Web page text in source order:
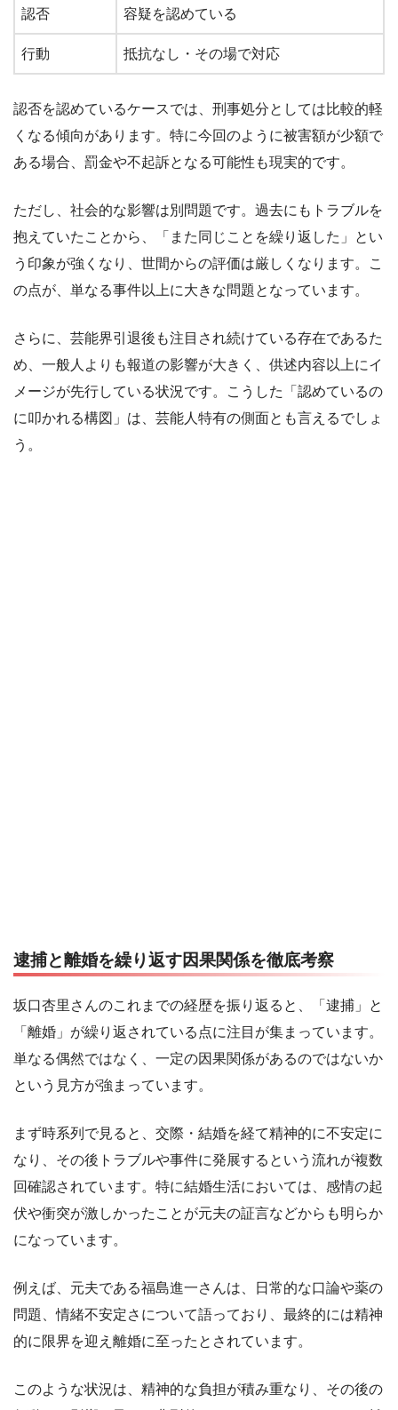
認否 容疑を認めている
行動 抵抗なし・その場で対応
認否を認めているケースでは、刑事処分としては比較的軽
くなる傾向があります。特に今回のように被害額が少額で
ある場合、罰金や不起訴となる可能性も現実的です。
ただし、社会的な影響は別問題です。過去にもトラブルを
抱えていたことから、「また同じことを繰り返した」とい
う印象が強くなり、世間からの評価は厳しくなります。こ
の点が、単なる事件以上に大きな問題となっています。
さらに、芸能界引退後も注目され続けている存在であるた
め、一般人よりも報道の影響が大きく、供述内容以上にイ
メージが先行している状況です。こうした「認めているの
に叩かれる構図」は、芸能人特有の側面とも言えるでしょ
う。
逮捕と離婚を繰り返す因果関係を徹底考察
坂口杏里さんのこれまでの経歴を振り返ると、「逮捕」と
「離婚」が繰り返されている点に注目が集まっています。
単なる偶然ではなく、一定の因果関係があるのではないか
という見方が強まっています。
まず時系列で見ると、交際・結婚を経て精神的に不安定に
なり、その後トラブルや事件に発展するという流れが複数
回確認されています。特に結婚生活においては、感情の起
伏や衝突が激しかったことが元夫の証言などからも明らか
になっています。
例えば、元夫である福島進一さんは、日常的な口論や薬の
問題、情緒不安定さについて語っており、最終的には精神
的に限界を迎え離婚に至ったとされています。
このような状況は、精神的な負担が積み重なり、その後の